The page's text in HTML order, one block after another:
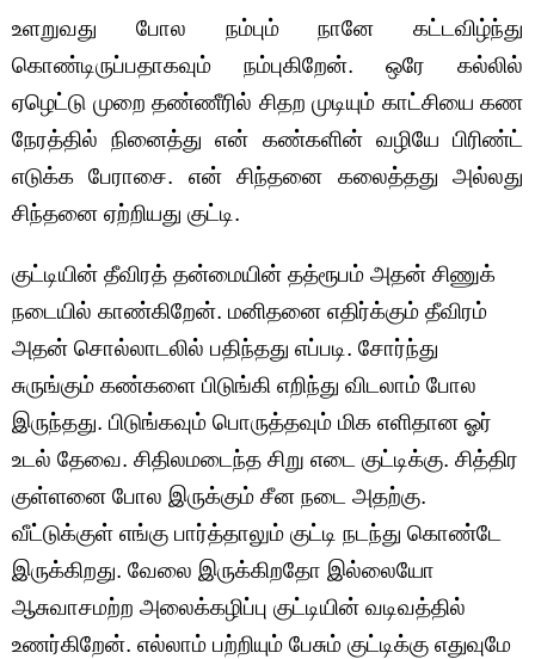
உளறுவது போல நம்பும் நானே கட்டவிழ்ந்து
கொண்டிருப்பதாகவும் நம்புகிறேன். ஒரே கல்லில்
ஏழெட்டு முறை தண்ணீரில் சிதற முடியும் காட்சியை கண
நேரத்தில் நினைத்து என் கண்களின் வழியே பிரிண்ட்
எடுக்க பேராசை. என் சிந்தனை கலைத்தது அல்லது
சிந்தனை ஏற்றியது குட்டி.
குட்டியின் தீவிரத் தன்மையின் தத்ரூபம் அதன் சிணுக்
நடையில் காண்கிறேன். மனிதனை எதிர்க்கும் தீவிரம்
அதன் சொல்லாடலில் பதிந்தது எப்படி. சோர்ந்து
சுருங்கும் கண்களை பிடுங்கி எறிந்து விடலாம் போல
இருந்தது. பிடுங்கவும் பொருத்தவும் மிக எளிதான ஓர்
உடல் தேவை. சிதிலமடைந்த சிறு எடை குட்டிக்கு. சித்திர
குள்ளனை போல இருக்கும் சீன நடை அதற்கு.
வீட்டுக்குள் எங்கு பார்த்தாலும் குட்டி நடந்து கொண்டே
இருக்கிறது. வேலை இருக்கிறதோ இல்லையோ
ஆசுவாசமற்ற அலைக்கழிப்பு குட்டியின் வடிவத்தில்
உணர்கிறேன். எல்லாம் பற்றியும் பேசும் குட்டிக்கு எதுவுமே